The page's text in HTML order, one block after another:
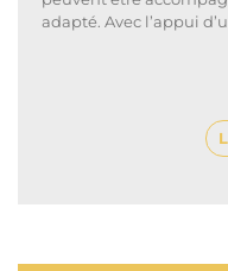
adapté. Avec l’appui